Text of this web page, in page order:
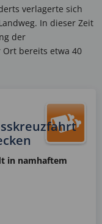
verlagerte sich
In dieser Zeit
der
Ort bereits etwa 40
in namhaftem